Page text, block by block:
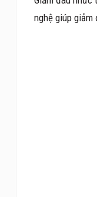
nghệ giúp giảm